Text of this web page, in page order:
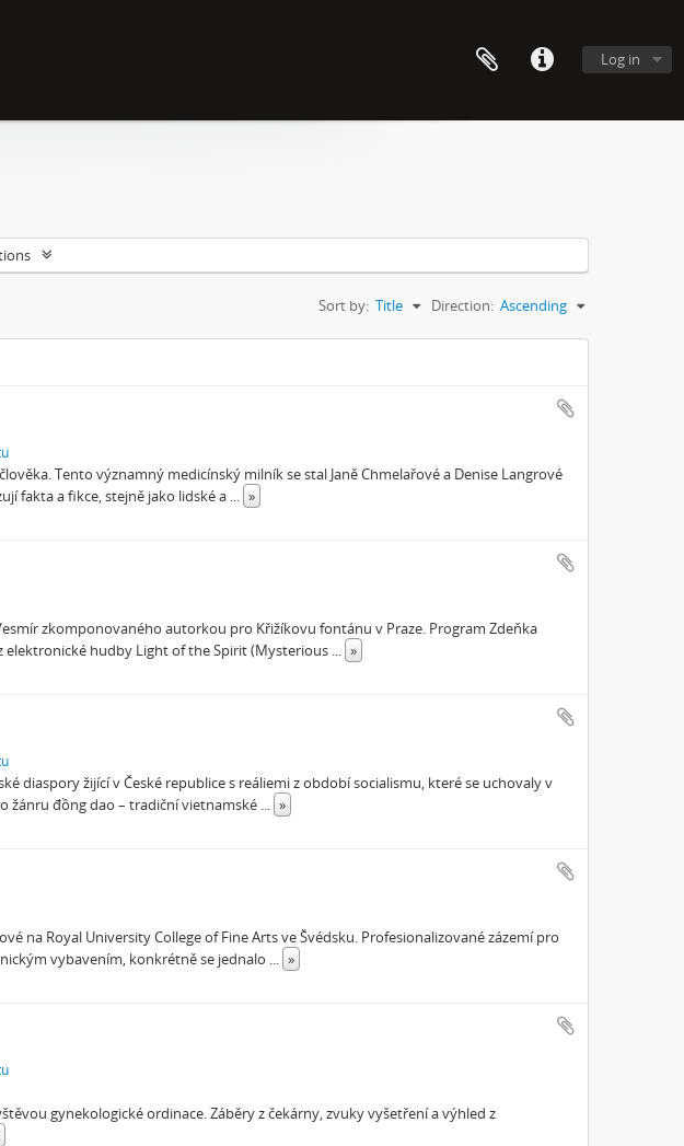
Log in
Sort by: Title Direction: Ascending
Tento významný medicínský milník se stal Janě Chmelařové a Denise Langrové
fakta a fikce, stejně jako lidské a ... »
zkomponovaného autorkou pro Křižíkovu fontánu v Praze. Program Zdeňka
elektronické hudby Light of the Spirit (Mysterious ... »
diaspory žijící v České republice s reáliemi z období socialismu, které se uchovaly v
žánru đồng dao – tradiční vietnamské ... »
na Royal University College of Fine Arts ve Švédsku. Profesionalizované zázemí pro
vybavením, konkrétně se jednalo ... »
gynekologické ordinace. Záběry z čekárny, zvuky vyšetření a výhled z